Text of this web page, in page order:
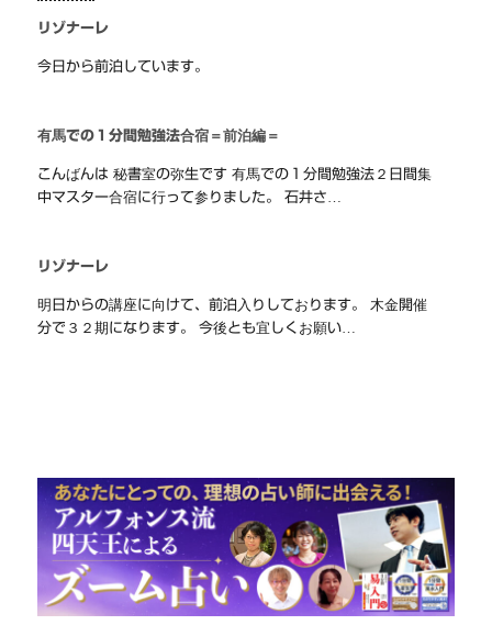
リゾナーレ
今日から前泊しています。
有馬での１分間勉強法合宿＝前泊編＝
こんばんは 秘書室の弥生です 有馬での１分間勉強法２日間集
中マスター合宿に行って参りました。 石井さ…
リゾナーレ
明日からの講座に向けて、前泊入りしております。 木金開催
分で３２期になります。 今後とも宜しくお願い…